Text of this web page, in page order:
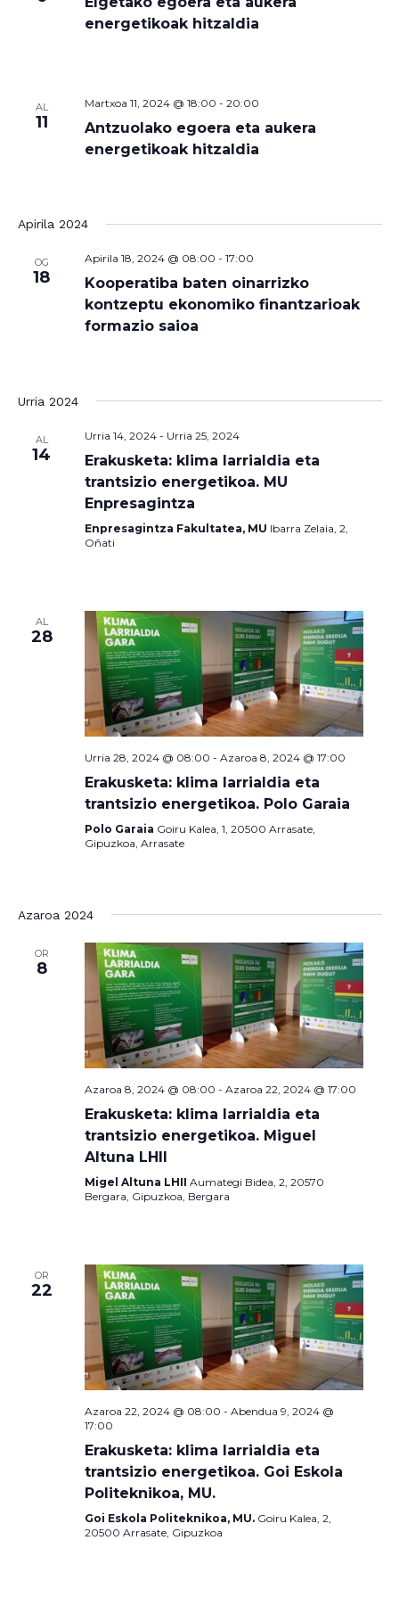
energetikoak hitzaldia
AL
11
Martxoa 11, 2024 @ 18:00 - 20:00
Antzuolako egoera eta aukera
energetikoak hitzaldia
Apirila 2024
OG
18
Apirila 18, 2024 @ 08:00 - 17:00
Kooperatiba baten oinarrizko
kontzeptu ekonomiko finantzarioak
formazio saioa
Urria 2024
AL
14
Urria 14, 2024- Urria 25, 2024
Erakusketa: klima larrialdia eta
trantsizio energetikoa. MU
Enpresagintza
Enpresagintza Fakultatea, MU Ibarra Zelaia, 2,
Oñati
AL
28
Urria 28, 2024 @ 08:00 - Azaroa 8, 2024 @ 17:00
Erakusketa: klima larrialdia eta
trantsizio energetikoa. Polo Garaia
Polo Garaia Goiru Kalea, 1, 20500 Arrasate,
Gipuzkoa, Arrasate
Azaroa 2024
OR
8
Azaroa 8, 2024 @ 08:00 - Azaroa 22, 2024 @ 17:00
Erakusketa: klima larrialdia eta
trantsizio energetikoa. Miguel
Altuna LHII
Migel Altuna LHII Aumategi Bidea, 2, 20570
Bergara, Gipuzkoa, Bergara
OR
22
Azaroa 22, 2024 @ 08:00 - Abendua 9, 2024 @
17:00
Erakusketa: klima larrialdia eta
trantsizio energetikoa. Goi Eskola
Politeknikoa, MU.
Goi Eskola Politeknikoa, MU. Goiru Kalea, 2,
20500 Arrasate, Gipuzkoa